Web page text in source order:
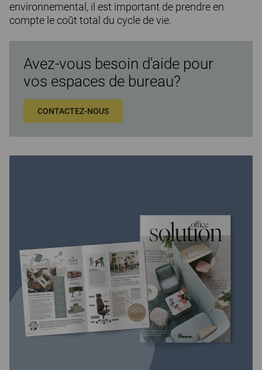
environnemental, il est important de prendre en
compte le coût total du cycle de vie.
Avez-vous besoin d'aide pour
vos espaces de bureau?
CONTACTEZ-NOUS